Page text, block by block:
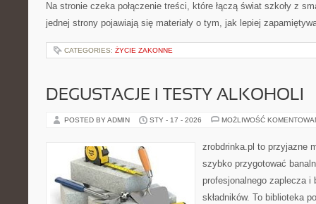
Na stronie czeka połączenie treści, które łączą świat szkoły z
jednej strony pojawiają się materiały o tym, jak lepiej
CATEGORIES: ŻYCIE ZAKONNE
DEGUSTACJE I TESTY ALKOHOLI
POSTED BY ADMIN STY - 17 - 2026 MOŻLIWOŚĆ
zrobdrinka.pl to przyjazne
szybko przygotować
profesjonalnego zaplecza i
składników. To biblioteka